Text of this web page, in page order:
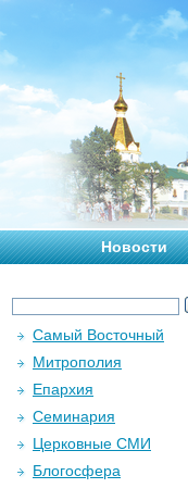
Новости
Самый Восточный
Митрополия
Епархия
Семинария
Церковные СМИ
Блогосфера